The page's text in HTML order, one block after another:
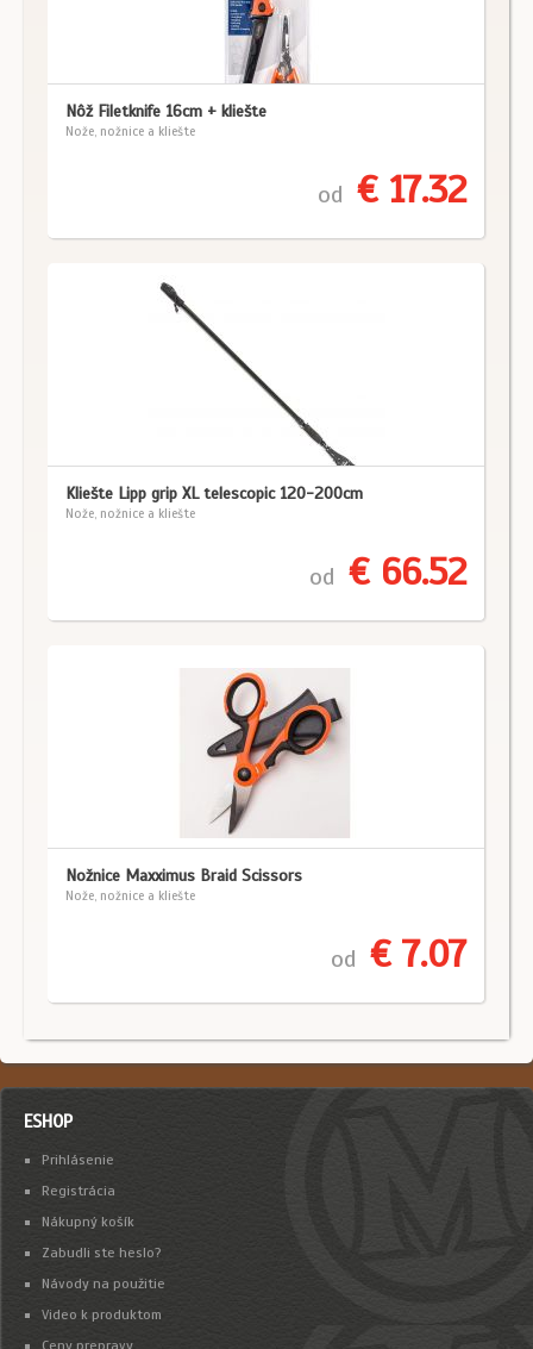
Nôž Filetknife 16cm + kliešte
Nože, nožnice a kliešte
od € 17.32
Kliešte Lipp grip XL telescopic 120-200cm
Nože, nožnice a kliešte
od € 66.52
Nožnice Maxximus Braid Scissors
Nože, nožnice a kliešte
od € 7.07
ESHOP
Prihlásenie
Registrácia
Nákupný košík
Zabudli ste heslo?
Návody na použitie
Video k produktom